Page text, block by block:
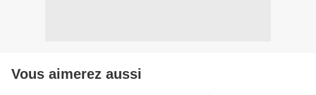
Vous aimerez aussi